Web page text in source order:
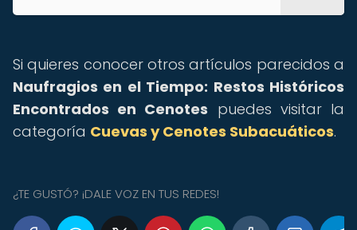
Si quieres conocer otros artículos parecidos a
Naufragios en el Tiempo: Restos Históricos
Encontrados en Cenotes puedes visitar la
categoría Cuevas y Cenotes Subacuáticos.
¿TE GUSTÓ? ¡DALE VOZ EN TUS REDES!